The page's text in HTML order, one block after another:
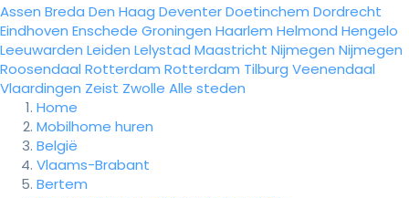
Assen Breda Den Haag DeventerDoetinchem Dordrecht
Eindhoven Enschede Groningen Haarlem Helmond Hengelo
Leeuwarden Leiden Lelystad Maastricht Nijmegen Nijmegen
Roosendaal Rotterdam Rotterdam Tilburg Veenendaal
Vlaardingen Zeist Zwolle Alle steden
Home
Mobilhome huren
België
Vlaams-Brabant
Bertem